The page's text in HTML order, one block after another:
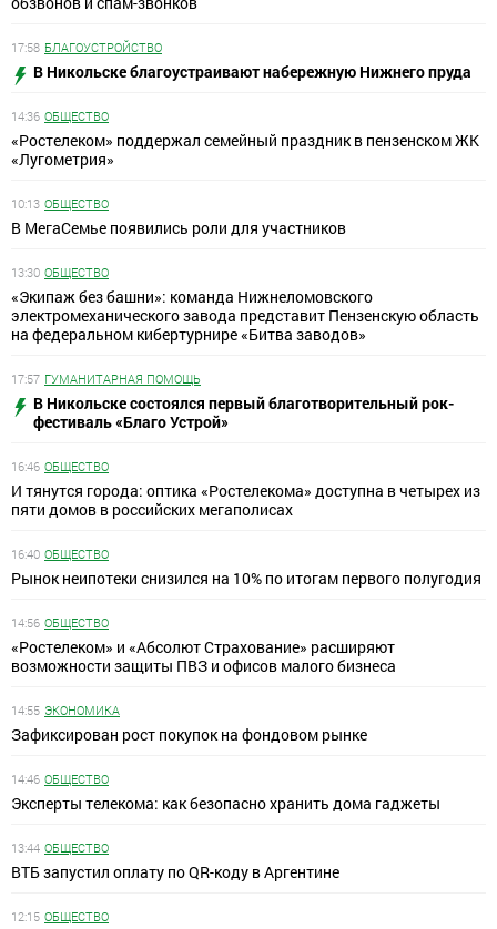
17:58 БЛАГОУСТРОЙСТВО
В Никольске благоустраивают набережную Нижнего пруда
14:36 ОБЩЕСТВО
«Ростелеком» поддержал семейный праздник в пензенском ЖК
«Лугометрия»
10:13 ОБЩЕСТВО
В МегаСемье появились роли для участников
13:30 ОБЩЕСТВО
«Экипаж без башни»: команда Нижнеломовского
электромеханического завода представит Пензенскую область
на федеральном кибертурнире «Битва заводов»
17:57 ГУМАНИТАРНАЯ ПОМОЩЬ
В Никольске состоялся первый благотворительный рок-
фестиваль «Благо Устрой»
16:46 ОБЩЕСТВО
И тянутся города: оптика «Ростелекома» доступна в четырех из
пяти домов в российских мегаполисах
16:40 ОБЩЕСТВО
Рынок неипотеки снизился на 10% по итогам первого полугодия
14:56 ОБЩЕСТВО
«Ростелеком» и «Абсолют Страхование» расширяют
возможности защиты ПВЗ и офисов малого бизнеса
14:55 ЭКОНОМИКА
Зафиксирован рост покупок на фондовом рынке
14:46 ОБЩЕСТВО
Эксперты телекома: как безопасно хранить дома гаджеты
13:44 ОБЩЕСТВО
ВТБ запустил оплату по QR-коду в Аргентине
12:15 ОБЩЕСТВО